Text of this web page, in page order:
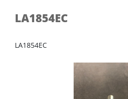
LA1854EC
LA1854EC